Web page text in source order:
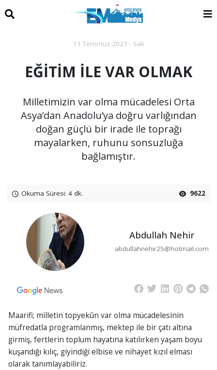
11 Temmuz 2023 - Salı
EĞİTİM İLE VAR OLMAK
Milletimizin var olma mücadelesi Orta
Asya’dan Anadolu’ya doğru varlığından
doğan güçlü bir irade ile toprağı
mayalarken, ruhunu sonsuzluğa
bağlamıştır.
Okuma Süresi: 4 dk. 9622
Abdullah Nehir
abdullahnehir25@hotmail.com
Maarifi; milletin topyekûn var olma mücadelesinin
müfredatla programlanmış, mektep ile bir çatı altına
girmiş, fertlerin toplum hayatına katılırken yaşam boyu
kuşandığı kılıç, giyindiği elbise ve nihayet kızıl elması
olarak tanımlayabiliriz.